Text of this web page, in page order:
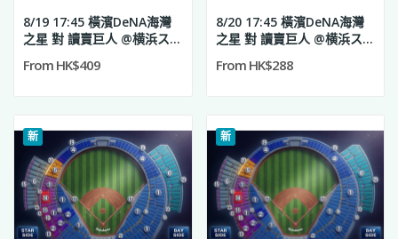
8/19 17:45 橫濱DeNA海灣
之星 對 讀賣巨人 @横浜スタ
From HK$409
8/20 17:45 橫濱DeNA海灣
之星 對 讀賣巨人 @横浜スタ
From HK$288
新 新